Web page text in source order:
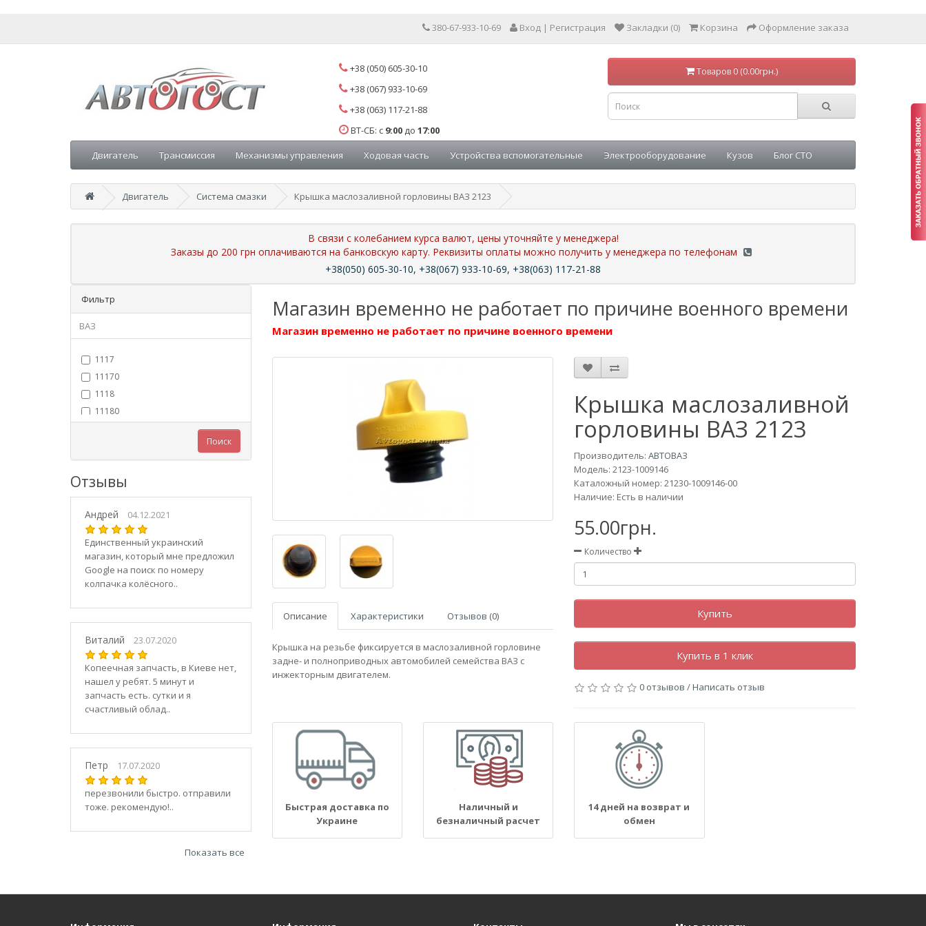
380-67-933-10-69 Вход | Регистрация Закладки (0) Корзина Оформление заказа
+38 (050) 605-30-10
+38 (067) 933-10-69
+38 (063) 117-21-88
ВТ-СБ: с 9:00 до 17:00
Товаров 0 (0.00грн.)
Двигатель Трансмиссия Механизмы управления Ходовая часть Устройства вспомогательные Электрооборудование Кузов Блог СТО
Двигатель Система смазки Крышка маслозаливной горловины ВАЗ 2123
В связи с колебанием курса валют, цены уточняйте у менеджера!
Заказы до 200 грн оплачиваются на банковскую карту. Реквизиты оплаты можно получить у менеджера по телефонам
+38(050) 605-30-10, +38(067) 933-10-69, +38(063) 117-21-88
Фильтр
ВАЗ
1117
11170
1118
11180
11186
1119
11190
11194
2101
21010
2102
21020
21040
21044
21047
2107
21070
21073
21083
Поиск
Отзывы
Андрей 04.12.2021
Единственный украинский
магазин, который мне предложил
Google на поиск по номеру
колпачка колёсного..
Виталий 23.07.2020
Копеечная запчасть, в Киеве нет,
нашел у ребят. 5 минут и
запчасть есть. сутки и я
счастливый облад..
Петр 17.07.2020
перезвонили быстро. отправили
тоже. рекомендую!..
Показать все
Магазин временно не работает по причине военного времени
Магазин временно не работает по причине военного времени
Описание Характеристики Отзывов (0)
Крышка на резьбе фиксируется в маслозаливной горловине
задне- и полноприводных автомобилей семейства ВАЗ с
инжекторным двигателем.
Крышка маслозаливной
горловины ВАЗ 2123
Производитель:АВТОВАЗ
Модель:2123-1009146
Каталожный номер: 21230-1009146-00
Наличие: Есть в наличии
55.00грн.
Количество
Купить
Купить в 1 клик
0 отзывов /Написать отзыв
Быстрая доставка по
Украине
Наличный и
безналичный расчет
14 дней на возврат и
обмен